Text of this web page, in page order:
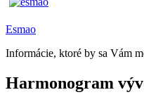
Esmao
Informácie, ktoré by sa Vám
Harmonogram